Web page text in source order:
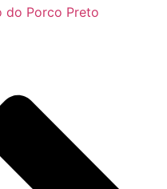
do Porco Preto